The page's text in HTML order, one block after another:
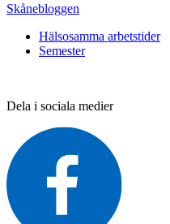
Skånebloggen
Hälsosamma arbetstider
Semester
Dela i sociala medier